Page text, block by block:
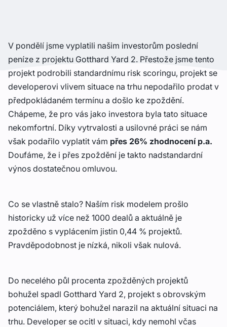
V pondělí jsme vyplatili našim investorům poslední
peníze z projektu Gotthard Yard 2. Přestože jsme tento
projekt podrobili standardnímu risk scoringu, projekt se
developerovi vlivem situace na trhu nepodařilo prodat v
předpokládaném termínu a došlo ke zpoždění.
Chápeme, že pro vás jako investora byla tato situace
nekomfortní. Díky vytrvalosti a usilovné práci se nám
však podařilo vyplatit vám přes 26% zhodnocení p.a.
Doufáme, že i přes zpoždění je takto nadstandardní
výnos dostatečnou omluvou.
Co se vlastně stalo? Naším risk modelem prošlo
historicky už více než 1000 dealů a aktuálně je
zpožděno s vyplácením jistin 0,44 % projektů.
Pravděpodobnost je nízká, nikoli však nulová.
Do necelého půl procenta zpožděných projektů
bohužel spadl Gotthard Yard 2, projekt s obrovským
potenciálem, který bohužel narazil na aktuální situaci na
trhu. Developer se ocitl v situaci, kdy nemohl včas